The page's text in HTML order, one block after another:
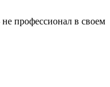
профессионал в своем